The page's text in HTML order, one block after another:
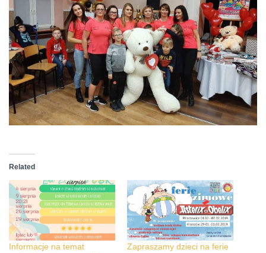
Related
Informacje na temat
Zapraszamy dzieci na ferie